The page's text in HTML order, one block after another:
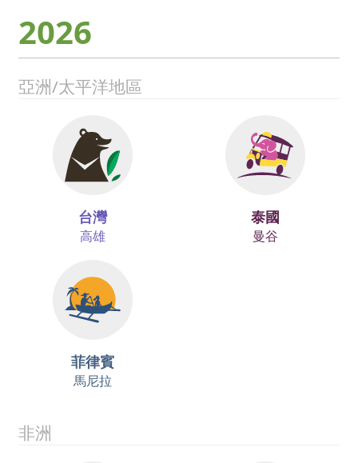
2026
亞洲/太平洋地區
台灣
高雄
泰國
曼谷
菲律賓
馬尼拉
非洲